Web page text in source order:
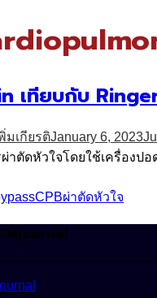
เทียบกับ
มเกียรติJanuary 6, 2023
าตัดหัวใจโดยใช้เครื่องปอ
CPBผ่าตัดหัวใจ